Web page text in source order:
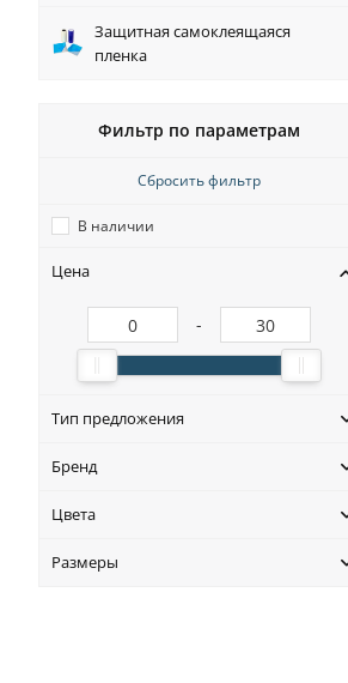
Защитная самоклеящаяся
пленка
Фильтр по параметрам
Сбросить фильтр
В наличии
Цена
-
Тип предложения
Бренд
Цвета
Размеры